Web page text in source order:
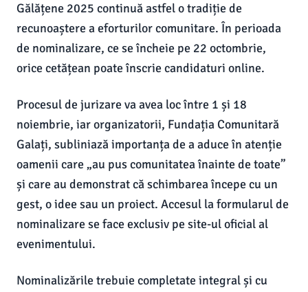
Gălățene 2025 continuă astfel o tradiție de
recunoaștere a eforturilor comunitare. În perioada
de nominalizare, ce se încheie pe 22 octombrie,
orice cetățean poate înscrie candidaturi online.
Procesul de jurizare va avea loc între 1 și 18
noiembrie, iar organizatorii, Fundația Comunitară
Galați, subliniază importanța de a aduce în atenție
oamenii care „au pus comunitatea înainte de toate”
și care au demonstrat că schimbarea începe cu un
gest, o idee sau un proiect. Accesul la formularul de
nominalizare se face exclusiv pe site-ul oficial al
evenimentului.
Nominalizările trebuie completate integral și cu